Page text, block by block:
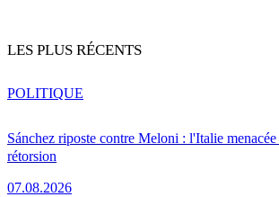
LES PLUS RÉCENTS
Sánchez riposte contre Meloni : l'Italie menacée
rétorsion
07.08.2026
POLITIQUE